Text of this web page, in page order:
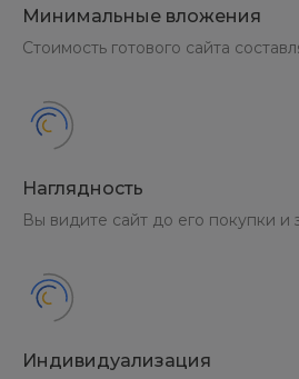
Минимальные вложения
Стоимость готового сайта
Наглядность
Вы видите сайт до его покупки и
Индивидуализация